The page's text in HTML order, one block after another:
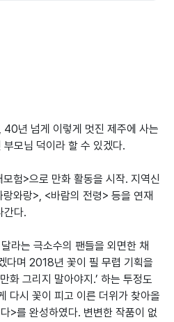
40년 넘게 이렇게 멋진 제주에 사는
모님 덕이라 할 수 있겠다.
험>으로 만화 활동을 시작. 지역신
와랑>, <바람의 전령> 등을 연재
간다.
라는 극소수의 팬들을 외면한 채
다며 2018년 꽃이 필 무렵 기획을
화 그리지 말아야지.’ 하는 투정도
다시 꽃이 피고 이른 더위가 찾아올
>를 완성하였다. 변변한 작품이 없